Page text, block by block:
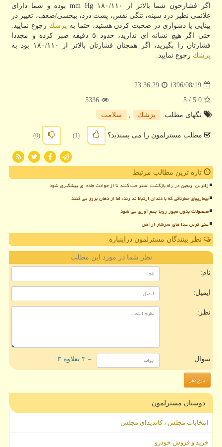
اگر فشارخون شما بالاتر از ۱۸۰/۱۱۰ mm Hg بوده و شما دارای
علائمی نظیر درد سینه، تنگی نفس، پشت درد، بیحسی/ضعف، تغییر در
بینایی یا دشواری در صحبت كردن هستید، حتما به پزشك رجوع نمایید.
حتی اگر هیچ نشانه ای ندارید، حدود ۵ دقیقه صبر كرده و مجددا
فشارتان را بگیرید، اگر همچنان فشارتان بالاتر از ۱۸۰/۱۱۰ بود به
پزشك رجوع نمایید.
1396/08/19
23:36:29
5.0
/ 5
5336
تگهای مطلب:
پزشك , سلامت
مطلب مسترلمون را می پسندید؟ (1)
(0)
تازه ترین مطالب مرتبط
زائرین اربعین در راه بازگشت استراحت کنند تا از حوادث جاده ای پیشگیری شود
بیماریهای خطرناکی که با دندان ارتباط ندارند، اما از دهان بروز می کنند
محصولات بدون مجوز روجا جمع آوری می شود
غنی ترین غذا های سرشار از آهن
نظر بینندگان مسترلمون دراینباره
نظر شما در مورد این مطلب
نام:
ایمیل:
نظر:
سوال: = ۳ بعلاوه ۳
دوستان مسترلمون
انتخابات مجلس ، کاندیدای مجلس
خرید و فروش خودرو